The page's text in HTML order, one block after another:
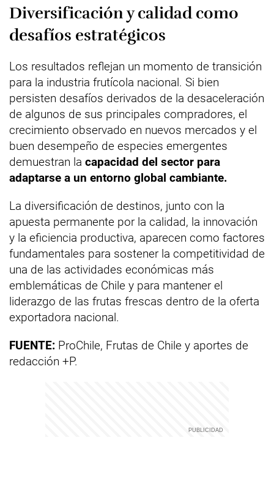
Diversificación y calidad como
desafíos estratégicos
Los resultados reflejan un momento de transición
para la industria frutícola nacional. Si bien
persisten desafíos derivados de la desaceleración
de algunos de sus principales compradores, el
crecimiento observado en nuevos mercados y el
buen desempeño de especies emergentes
demuestran la capacidad del sector para
adaptarse a un entorno global cambiante.
La diversificación de destinos, junto con la
apuesta permanente por la calidad, la innovación
y la eficiencia productiva, aparecen como factores
fundamentales para sostener la competitividad de
una de las actividades económicas más
emblemáticas de Chile y para mantener el
liderazgo de las frutas frescas dentro de la oferta
exportadora nacional.
FUENTE: ProChile, Frutas de Chile y aportes de
redacción +P.